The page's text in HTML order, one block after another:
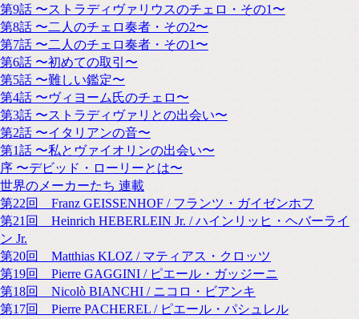
第9話 〜ストラディヴァリウスのチェロ・その1〜
第8話 〜二人のチェロ奏者・その2〜
第7話 〜二人のチェロ奏者・その1〜
第6話 〜初めての取引〜
第5話 〜難しい鑑定〜
第4話 〜ヴィヨーム氏のチェロ〜
第3話 〜ストラディヴァリとの出会い〜
第2話 〜イタリアンの音〜
第1話 〜私とヴァイオリンの出会い〜
序 〜デビッド・ローリーとは〜
世界のメーカーたち 連載
第22回 Franz GEISSENHOF / フランツ・ガイゼンホフ
第21回 Heinrich HEBERLEIN Jr. / ハインリッヒ・ヘバーライ
ン Jr.
第20回 Matthias KLOZ / マティアス・クロッツ
第19回 Pierre GAGGINI / ピエール・ガッジーニ
第18回 Nicolò BIANCHI / ニコロ・ビアンキ
第17回 Pierre PACHEREL / ピエール・パシュレル